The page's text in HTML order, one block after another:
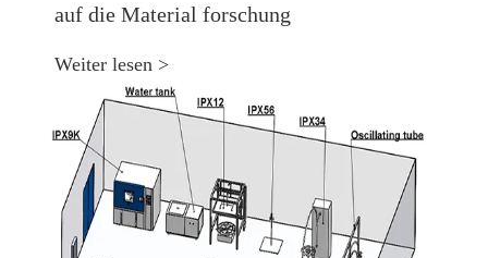
auf die Material forschung
Weiter lesen >